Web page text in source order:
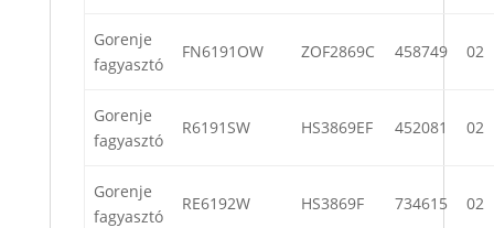
Gorenje
fagyasztó
FN6191OW ZOF2869C 458749 02
Gorenje
fagyasztó
R6191SW HS3869EF 452081 02
Gorenje
fagyasztó
RE6192W HS3869F 734615 02